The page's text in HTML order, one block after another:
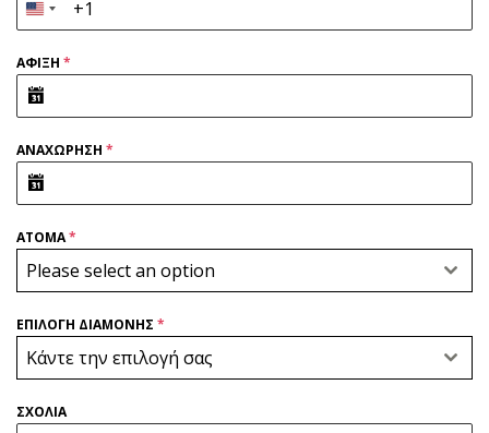
United
+1
ΑΦΙΞΗ *
ΑΝΑΧΩΡΗΣΗ *
ΑΤΟΜΑ*
Please select an option
ΕΠΙΛΟΓΗ ΔΙΑΜΟΝΗΣ *
Κάντε την επιλογή σας
ΣΧΟΛΙΑ